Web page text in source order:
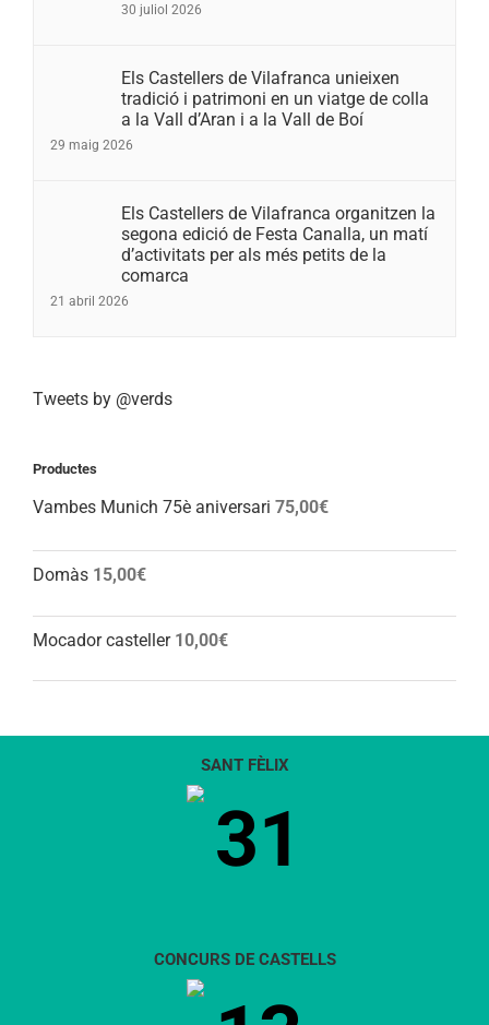
30 juliol 2026
Els Castellers de Vilafranca unieixen
tradició i patrimoni en un viatge de colla
a la Vall d’Aran i a la Vall de Boí
29 maig 2026
Els Castellers de Vilafranca organitzen la
segona edició de Festa Canalla, un matí
d’activitats per als més petits de la
comarca
21 abril 2026
Tweets by @verds
Productes
Vambes Munich 75è aniversari 75,00€
Domàs 15,00€
Mocador casteller 10,00€
SANT FÈLIX
31
CONCURS DE CASTELLS